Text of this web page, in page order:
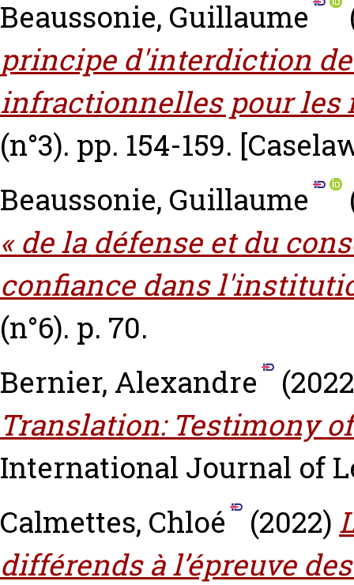
Beaussonie, Guillaume
principe d'interdiction
infractionnelles pour les
(n°3). pp. 154-159.
Beaussonie, Guillaume
« de la défense et du
confiance dans
(n°6). p. 70.
Bernier, Alexandre
Translation: Testimony
International Journal of
Calmettes, Chloé
(2022)
différends à l’épreuve